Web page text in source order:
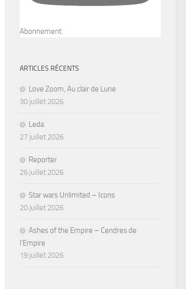
Abonnement
ARTICLES RÉCENTS
Love Zoom, Au clair de Lune
30 juillet 2026
Leda
27 juillet 2026
Reporter
26 juillet 2026
Star wars Unlimited – Icons
20 juillet 2026
Ashes of the Empire – Cendres de
l’Empire
19 juillet 2026